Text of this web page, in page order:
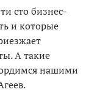
сто бизнес-
и которые
А такие
нашими